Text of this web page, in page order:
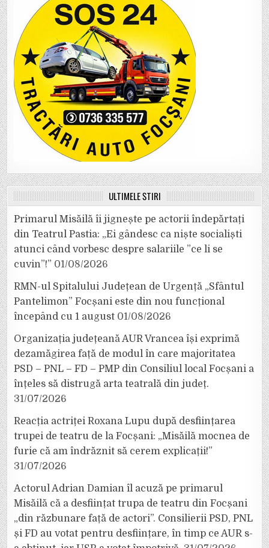
ULTIMELE ȘTIRI
Primarul Misăilă îi jignește pe actorii îndepărtați
din Teatrul Pastia: „Ei gândesc ca niște socialiști
atunci când vorbesc despre salariile ”ce li se
cuvin”!” 01/08/2026
RMN-ul Spitalului Județean de Urgență „Sfântul
Pantelimon” Focșani este din nou funcțional
începând cu 1 august 01/08/2026
Organizația județeană AUR Vrancea își exprimă
dezamăgirea față de modul în care majoritatea
PSD – PNL – FD – PMP din Consiliul local Focșani a
înțeles să distrugă arta teatrală din județ.
31/07/2026
Reacția actriței Roxana Lupu după desființarea
trupei de teatru de la Focșani: „Misăilă mocnea de
furie că am îndrăznit să cerem explicații!”
31/07/2026
Actorul Adrian Damian îl acuză pe primarul
Misăilă că a desființat trupa de teatru din Focșani
„din răzbunare față de actori”. Consilierii PSD, PNL
și FD au votat pentru desființare, în timp ce AUR s-